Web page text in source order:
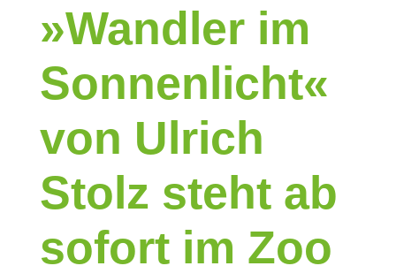
»Wandler im
Sonnenlicht«
von Ulrich
Stolz steht ab
sofort im Zoo